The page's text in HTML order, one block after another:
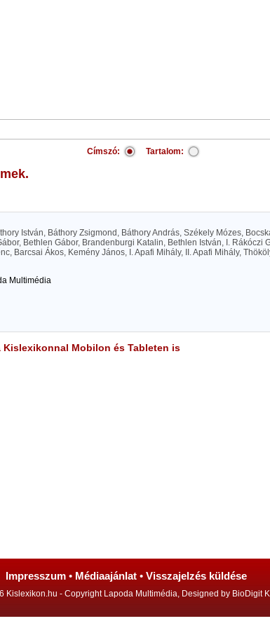
Címszó: Tartalom:
István, Báthory Zsigmond, Báthory András, Székely Mózes,
Bethlen Gábor, Brandenburgi Katalin, Bethlen István, I. Rákóczi
Barcsai Ákos, Kemény János, I. Apafi Mihály, II. Apafi Mihály,
Multimédia
Kislexikonnal Mobilon és Tableten is
Impresszum • Médiaajánlat • Visszajelzés küldése
Kislexikon.hu - Copyright Lapoda Multimédia, Designed by BioDigit